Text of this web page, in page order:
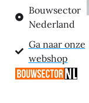
Bouwsector
Nederland
Ga naar onze
webshop